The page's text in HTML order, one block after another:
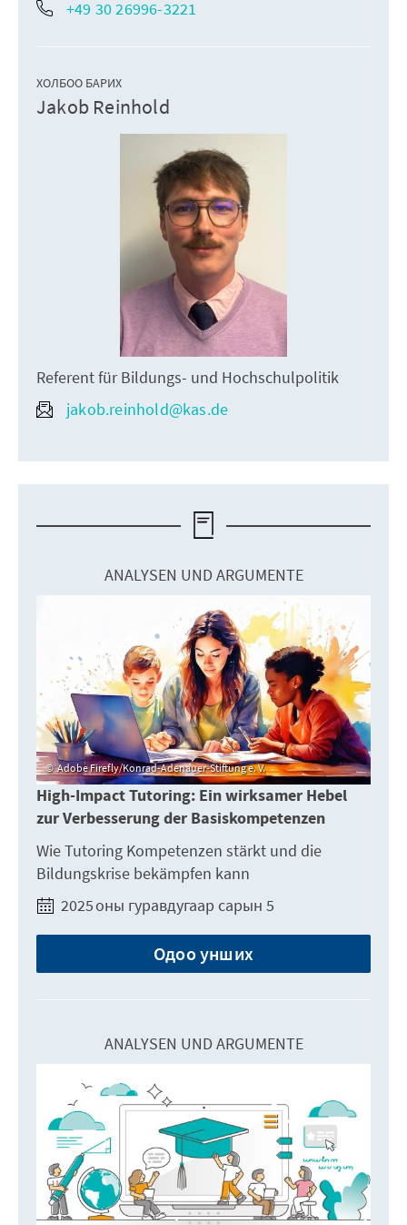
+49 30 26996-3221
ХОЛБОО БАРИХ
Jakob Reinhold
Referent für Bildungs- und Hochschulpolitik
jakob.reinhold@kas.de
ANALYSEN UND ARGUMENTE
Adobe Firefly/Konrad-Adenauer-Stiftung e. V.
High-Impact Tutoring: Ein wirksamer Hebel
zur Verbesserung der Basiskompetenzen
Wie Tutoring Kompetenzen stärkt und die
Bildungskrise bekämpfen kann
2025 оны гуравдугаар сарын 5
Одоо унших
ANALYSEN UND ARGUMENTE